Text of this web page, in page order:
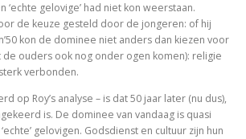
voor ongelovigen
voor ongelovigen
‘echte gelovige’ had niet kon weerstaan.
de keuze gesteld door de jongeren: of hij
kon de dominee niet anders dan kiezen voor
de ouders ook nog onder ogen komen): religie
verbonden.
op Roy’s analyse – is dat 50 jaar later (nu dus),
is. De dominee van vandaag is quasi
gelovigen. Godsdienst en cultuur zijn hun